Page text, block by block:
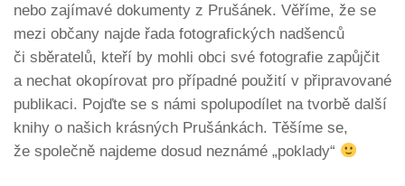
nebo zajímavé dokumenty z Prušánek. Věříme, že se
mezi občany najde řada fotografických nadšenců
či sběratelů, kteří by mohli obci své fotografie zapůjčit
a nechat okopírovat pro případné použití v připravované
publikaci. Pojďte se s námi spolupodílet na tvorbě další
knihy o našich krásných Prušánkách. Těšíme se,
že společně najdeme dosud neznámé „poklady“